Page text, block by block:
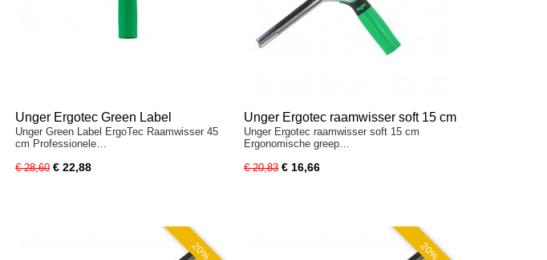
Unger Ergotec Green Label
Raamwisser 45cm
Unger Green Label ErgoTec Raamwisser 45
cm Professionele…
€ 28,60 € 22,88
Unger Ergotec raamwisser soft 15 cm
Unger Ergotec raamwisser soft 15 cm
Ergonomische greep…
€ 20,83 € 16,66
20% 20%